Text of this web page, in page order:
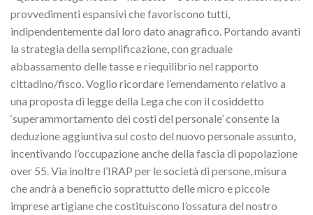
provvedimenti espansivi che favoriscono tutti,
indipendentemente dal loro dato anagrafico. Portando avanti
la strategia della semplificazione, con graduale
abbassamento delle tasse e riequilibrio nel rapporto
cittadino/fisco. Voglio ricordare l’emendamento relativo a
una proposta di legge della Lega che con il cosiddetto
‘superammortamento dei costi del personale’ consente la
deduzione aggiuntiva sul costo del nuovo personale assunto,
incentivando l’occupazione anche della fascia di popolazione
over 55. Via inoltre l’IRAP per le società di persone, misura
che andrà a beneficio soprattutto delle micro e piccole
imprese artigiane che costituiscono l’ossatura del nostro